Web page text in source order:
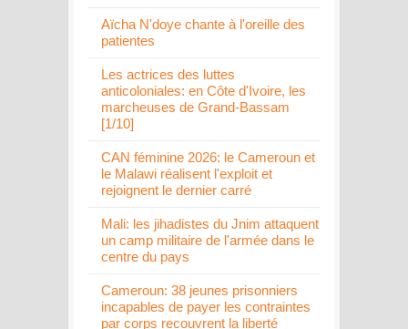
Aïcha N'doye chante à l'oreille des
patientes
Les actrices des luttes
anticoloniales: en Côte d'Ivoire, les
marcheuses de Grand-Bassam
[1/10]
CAN féminine 2026: le Cameroun et
le Malawi réalisent l'exploit et
rejoignent le dernier carré
Mali: les jihadistes du Jnim attaquent
un camp militaire de l'armée dans le
centre du pays
Cameroun: 38 jeunes prisonniers
incapables de payer les contraintes
par corps recouvrent la liberté